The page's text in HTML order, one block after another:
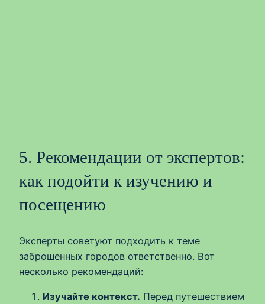
5. Рекомендации от экспертов:
как подойти к изучению и
посещению
Эксперты советуют подходить к теме
заброшенных городов ответственно. Вот
несколько рекомендаций:
Изучайте контекст. Перед путешествием